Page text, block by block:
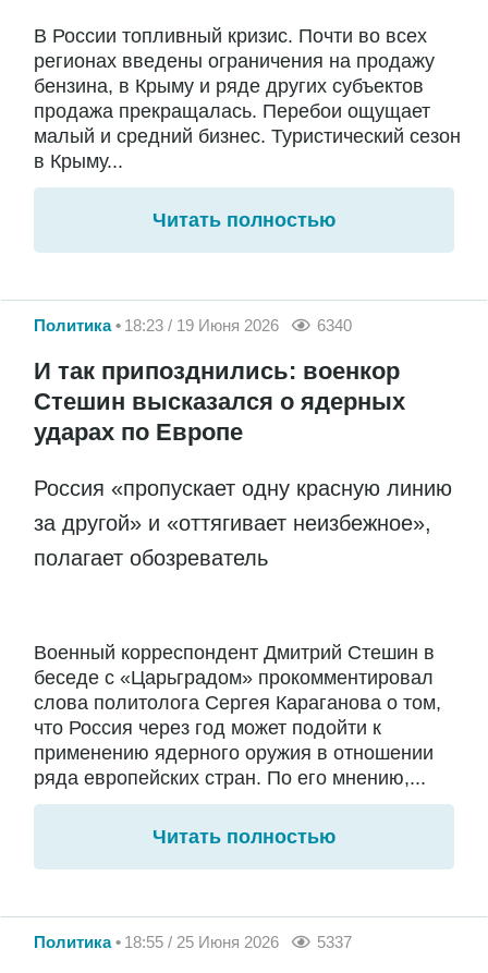
В России топливный кризис. Почти во всех
регионах введены ограничения на продажу
бензина, в Крыму и ряде других субъектов
продажа прекращалась. Перебои ощущает
малый и средний бизнес. Туристический сезон
в Крыму...
Читать полностью
Политика 18:23 / 19 Июня 2026 6340
И так припозднились: военкор
Стешин высказался о ядерных
ударах по Европе
Россия «пропускает одну красную линию
за другой» и «оттягивает неизбежное»,
полагает обозреватель
Военный корреспондент Дмитрий Стешин в
беседе с «Царьградом» прокомментировал
слова политолога Сергея Караганова о том,
что Россия через год может подойти к
применению ядерного оружия в отношении
ряда европейских стран. По его мнению,...
Читать полностью
Политика 18:55 / 25 Июня 2026 5337